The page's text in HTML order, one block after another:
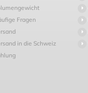
Fragen
in die Schweiz